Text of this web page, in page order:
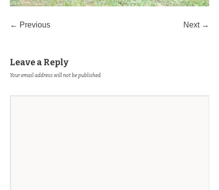
← Previous Next →
Leave a Reply
Your email address will not be published.